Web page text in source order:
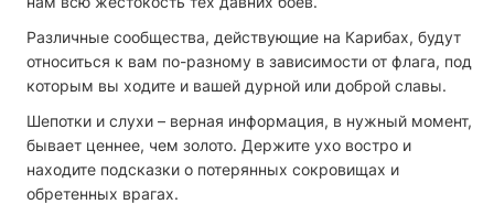
Различные сообщества, действующие на Карибах, будут
относиться к вам по-разному в зависимости от флага, под
которым вы ходите и вашей дурной или доброй славы.
Шепотки и слухи – верная информация, в нужный момент,
бывает ценнее, чем золото. Держите ухо востро и
находите подсказки о потерянных сокровищах и
обретенных врагах.